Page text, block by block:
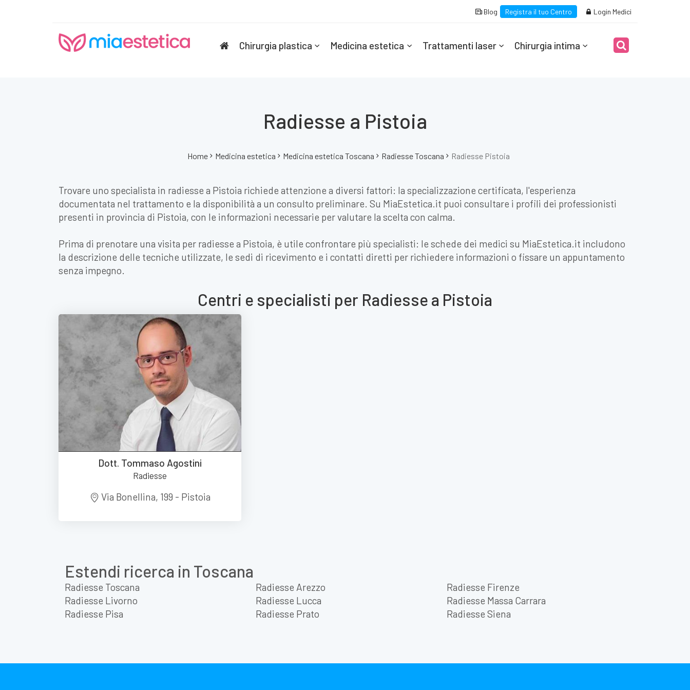
Blog Registra il tuo Centro Login Medici
Chirurgia plastica Medicina estetica Trattamenti laser Chirurgia intima
Radiesse a Pistoia
Home Medicina estetica Medicina estetica Toscana Radiesse Toscana Radiesse Pistoia
Trovare uno specialista in radiesse a Pistoia richiede attenzione a diversi fattori: la specializzazione certificata, l'esperienza
documentata nel trattamento e la disponibilità a un consulto preliminare. Su MiaEstetica.it puoi consultare i profili dei professionisti
presenti in provincia di Pistoia, con le informazioni necessarie per valutare la scelta con calma.
Prima di prenotare una visita per radiesse a Pistoia, è utile confrontare più specialisti: le schede dei medici su MiaEstetica.it includono
la descrizione delle tecniche utilizzate, le sedi di ricevimento e i contatti diretti per richiedere informazioni o fissare un appuntamento
senza impegno.
Centri e specialisti per Radiesse a Pistoia
Dott. Tommaso Agostini
Radiesse
Via Bonellina, 199 - Pistoia
Estendi ricerca in Toscana
Radiesse Toscana Radiesse Arezzo
Radiesse Firenze
Radiesse Livorno
Radiesse Lucca
Radiesse Massa Carrara
Radiesse Pisa
Radiesse Prato Radiesse Siena